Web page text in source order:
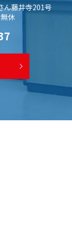
ん藤井寺201号
休